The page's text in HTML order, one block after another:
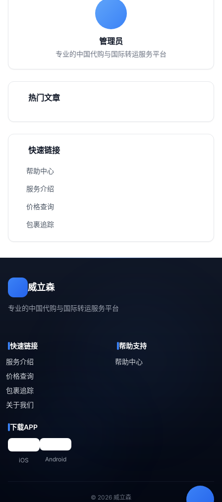
管理员
专业的中国代购与国际转运服务平台
热门文章
快速链接
帮助中心
服务介绍
价格查询
包裹追踪
威立森
专业的中国代购与国际转运服务平台
快速链接
服务介绍
价格查询
包裹追踪
关于我们
帮助支持
帮助中心
下载APP
iOS Android
© 2026 威立森